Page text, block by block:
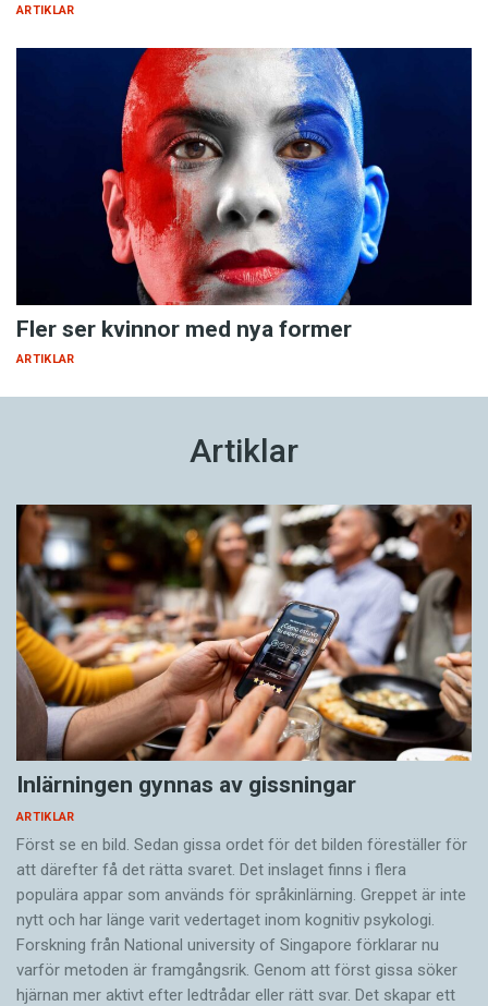
ARTIKLAR
Fler ser kvinnor med nya former
ARTIKLAR
Artiklar
Inlärningen gynnas av gissningar
ARTIKLAR
Först se en bild. Sedan gissa ordet för det bilden föreställer för
att därefter få det rätta svaret. Det inslaget finns i flera
populära appar som används för språkinlärning. Greppet är inte
nytt och har länge varit vedertaget inom kognitiv psykologi.
Forskning från National university of Singa­pore förklarar nu
varför metoden är framgångsrik. Genom att först gissa ­söker
hjärnan mer aktivt ­efter ledtrådar eller rätt svar. Det skapar ett